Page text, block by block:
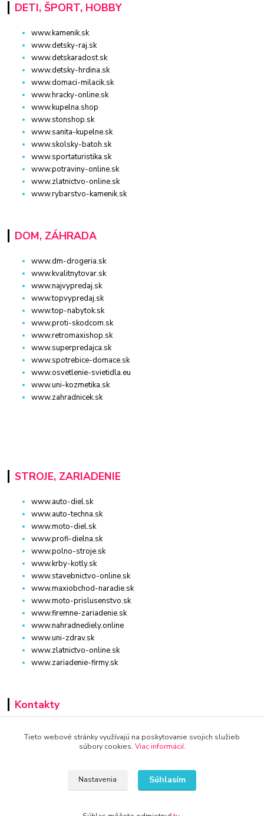
DETI, ŠPORT, HOBBY
www.kamenik.sk
www.detsky-raj.sk
www.detskaradost.sk
www.detsky-hrdina.sk
www.domaci-milacik.sk
www.hracky-online.sk
www.kupelna.shop
www.stonshop.sk
www.sanita-kupelne.sk
www.skolsky-batoh.sk
www.sportaturistika.sk
www.potraviny-online.sk
www.zlatnictvo-online.sk
www.rybarstvo-kamenik.sk
DOM, ZÁHRADA
www.dm-drogeria.sk
www.kvalitnytovar.sk
www.najvypredaj.sk
www.topvypredaj.sk
www.top-nabytok.sk
www.proti-skodcom.sk
www.retromaxishop.sk
www.superpredajca.sk
www.spotrebice-domace.sk
www.osvetlenie-svietidla.eu
www.uni-kozmetika.sk
www.zahradnicek.sk
STROJE, ZARIADENIE
www.auto-diel.sk
www.auto-techna.sk
www.moto-diel.sk
www.profi-dielna.sk
www.polno-stroje.sk
www.krby-kotly.sk
www.stavebnictvo-online.sk
www.maxiobchod-naradie.sk
www.moto-prislusenstvo.sk
www.firemne-zariadenie.sk
www.nahradnediely.online
www.uni-zdrav.sk
www.zlatnictvo-online.sk
www.zariadenie-firmy.sk
Kontakty
+421 940 949 000
Tieto webové stránky využívajú na poskytovanie svojich služieb
súbory cookies. Viac informácií.
Nastavenia Súhlasím